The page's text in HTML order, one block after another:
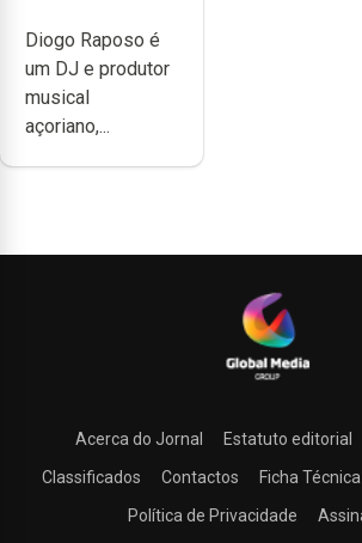
noção do quão
difícil é
produzir uma
música”
Diogo Raposo é
um DJ e produtor
musical
açoriano,...
Acerca do Jornal Estatuto editorial
Classificados
Contactos Ficha Técnica
Política de Privacidade